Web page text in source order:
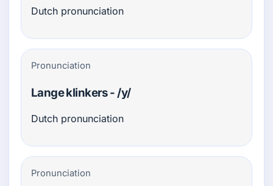
Dutch pronunciation
Pronunciation
Lange klinkers - /y/
Dutch pronunciation
Pronunciation